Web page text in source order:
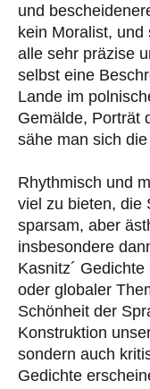
und
kein Moralist, und
alle sehr präzise
selbst eine
Lande im
Gemälde, Porträt
sähe man sich
Rhythmisch und
viel zu bieten, die
sparsam, aber
insbesondere
Kasnitz´
oder globaler
Schönheit der
Konstruktion
sondern auch
Gedichte